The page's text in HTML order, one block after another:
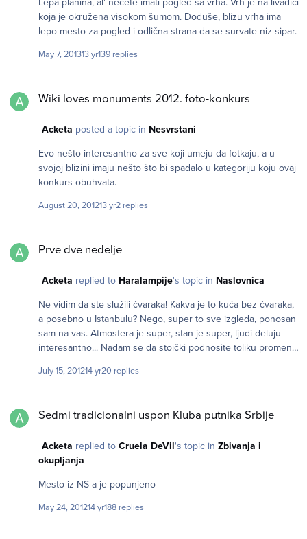
koja je okružena visokom šumom. Doduše, blizu vrha ima
lepo mesto za pogled i odlična strana da se survate niz sipar.
May 7, 201313 yr139 replies
Wiki loves monuments 2012. foto-konkurs
Acketa posted a topic in Nesvrstani
Evo nešto interesantno za sve koji umeju da fotkaju, a u
svojoj blizini imaju nešto što bi spadalo u kategoriju koju ovaj
konkurs obuhvata.
August 20, 201213 yr2 replies
Prve dve nedelje
Acketa replied to Haralampije's topic in Naslovnica
Ne vidim da ste služili čvaraka! Kakva je to kuća bez čvaraka,
a posebno u Istanbulu? Nego, super to sve izgleda, ponosan
sam na vas. Atmosfera je super, stan je super, ljudi deluju
interesantno... Nadam se da stoički podnosite toliku promenu
pustari na jedno dva meseca. Još da je čvaraka (jes' da bi ih
July 15, 201214 yr20 replies
Sedmi tradicionalni uspon Kluba putnika Srbije
Acketa replied to Cruela DeVil's topic in Zbivanja i
okupljanja
Mesto iz NS-a je popunjeno
May 24, 201214 yr188 replies